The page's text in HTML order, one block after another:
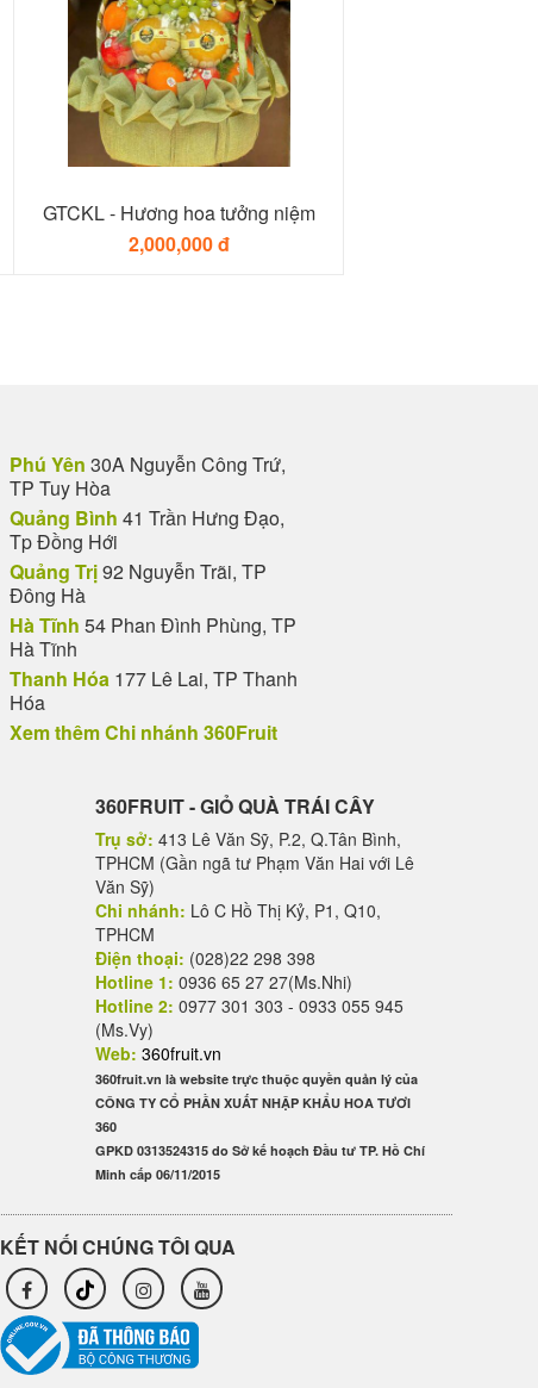
GTCKL - Hương hoa tưởng niệm
2,000,000 đ
Phú Yên 30A Nguyễn Công Trứ,
TP Tuy Hòa
Quảng Bình 41 Trần Hưng Đạo,
Tp Đồng Hới
Quảng Trị92 Nguyễn Trãi, TP
Đông Hà
Hà Tĩnh 54 Phan Đình Phùng, TP
Hà Tĩnh
Thanh Hóa 177 Lê Lai, TP Thanh
Hóa
Xem thêm Chi nhánh 360Fruit
360FRUIT - GIỎ QUÀ TRÁI CÂY
Trụ sở: 413 Lê Văn Sỹ, P.2, Q.Tân Bình,
TPHCM (Gần ngã tư Phạm Văn Hai với Lê
Văn Sỹ)
Chi nhánh: Lô C Hồ Thị Kỷ, P1, Q10,
TPHCM
Điện thoại: (028)22 298 398
Hotline 1: 0936 65 27 27(Ms.Nhi)
Hotline 2: 0977 301 303 - 0933 055 945
(Ms.Vy)
Web: 360fruit.vn
360fruit.vn là website trực thuộc quyền quản lý của
CÔNG TY CỔ PHẦN XUẤT NHẬP KHẨU HOA TƯƠI
360
GPKD 0313524315 do Sở kế hoạch Đầu tư TP. Hồ Chí
Minh cấp 06/11/2015
KẾT NỐI CHÚNG TÔI QUA